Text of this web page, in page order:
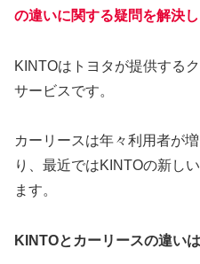
の違いに関する疑問を解決し
KINTOはトヨタが提供する
サービスです。
カーリースは年々利用者が
り、最近ではKINTOの新し
ます。
KINTOとカーリースの違い